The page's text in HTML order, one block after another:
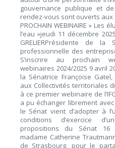
gouvernance publique et
rendez-vous sont ouverts
PROCHAIN WEBINAIRE »
l’eau »jeudi 11 décembre
GRELIERPrésidente de
professionnelle des
S’inscrire au prochain
webinaires 2024/2025 9 avril
la Sénatrice Françoise
aux Collectivités territoriales
à ce premier webinaire de
a pu échanger librement
le Sénat vient d’adopter à
conditions d’exercice
propositions du Sénat 16
madame Catherine
de Strasbourg, pour le